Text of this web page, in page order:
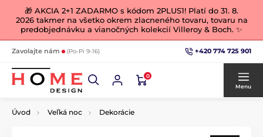
🎁 AKCIA 2+1 ZADARMO s kódom 2PLUS1! Platí do 31. 8.
2026 takmer na všetko okrem zlacneného tovaru, tovaru na
predobjednávku a vianočných kolekcií Villeroy & Boch. ✨
Zavolajte nám (Po-Pi 9-16) +420 774 725 901
0
Menu
Úvod Veľká noc Dekorácie